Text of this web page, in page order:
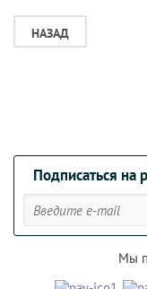
НАЗАД
Подписаться
Мы